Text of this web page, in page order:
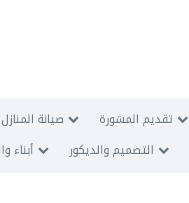
صيانة المنازل تقديم المشورة
أبناء التصميم والديكور